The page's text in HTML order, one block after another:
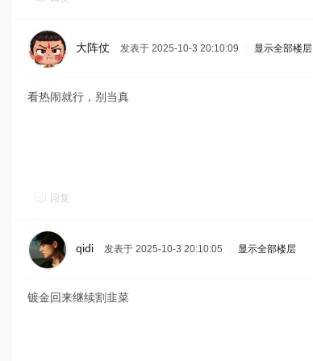
大阵仗 发表于 2025-10-3 20:10:09 显示全部楼层
看热闹就行，别当真
回复
qidi 发表于 2025-10-3 20:10:05 显示全部楼层
镀金回来继续割韭菜